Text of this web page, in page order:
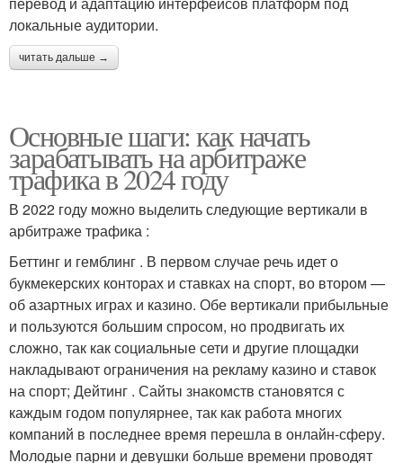
локальные аудитории.
читать дальше →
Основные шаги: как начать
зарабатывать на арбитраже
трафика в 2024 году
В 2022 году можно выделить следующие вертикали в
арбитраже трафика :
Беттинг и гемблинг . В первом случае речь идет о
букмекерских конторах и ставках на спорт, во втором —
об азартных играх и казино. Обе вертикали прибыльные
и пользуются большим спросом, но продвигать их
сложно, так как социальные сети и другие площадки
накладывают ограничения на рекламу казино и ставок
на спорт; Дейтинг . Сайты знакомств становятся с
каждым годом популярнее, так как работа многих
компаний в последнее время перешла в онлайн-сферу.
Молодые парни и девушки больше времени проводят